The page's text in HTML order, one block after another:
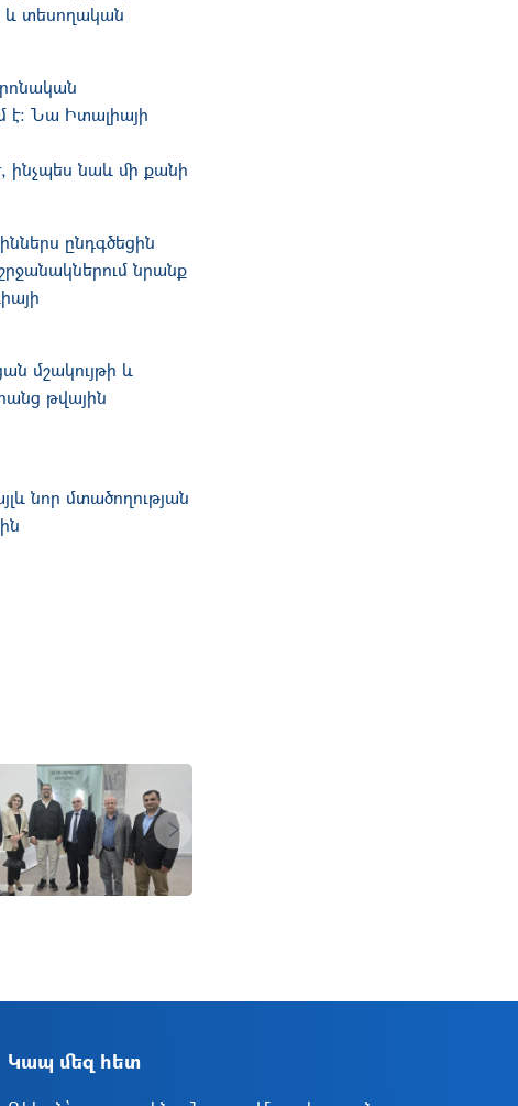
և տեսողական
է։ Նա Իտալիայի
ինչպես նաև մի քանի
ընդգծեցին
նրանք
մշակույթի և
թվային
նոր մտածողության
Ներբեռնել
Next
Կապ մեզ հետ